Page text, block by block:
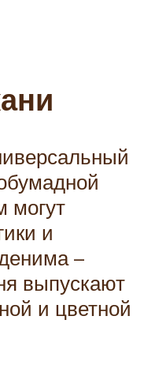
могут
и
–
выпускают
и цветной